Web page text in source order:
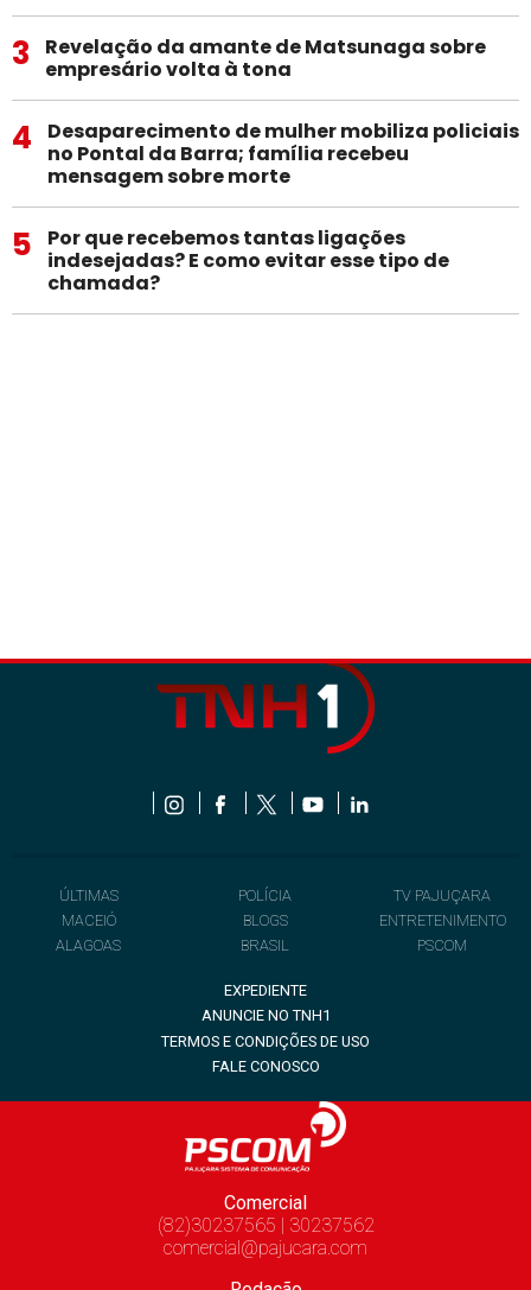
3
Revelação da amante de Matsunaga sobre
empresário volta à tona
4
Desaparecimento de mulher mobiliza policiais
no Pontal da Barra; família recebeu
mensagem sobre morte
5
Por que recebemos tantas ligações
indesejadas? E como evitar esse tipo de
chamada?
ÚLTIMAS
MACEIÓ
ALAGOAS
POLÍCIA
BLOGS
BRASIL
TV PAJUÇARA
ENTRETENIMENTO
PSCOM
EXPEDIENTE
ANUNCIE NO TNH1
TERMOS E CONDIÇÕES DE USO
FALE CONOSCO
Comercial
(82)30237565 | 30237562
comercial@pajucara.com